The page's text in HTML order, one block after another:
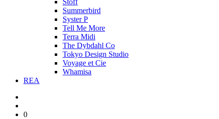
Stoff
Summerbird
Syster P
Tell Me More
Terra Midi
The Dybdahl Co
Tokyo Design Studio
Voyage et Cie
Whamisa
REA
0